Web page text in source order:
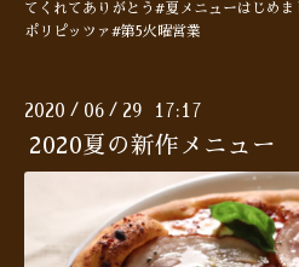
てくれてありがとう#夏メニューはじめ
ポリピッツァ#第5火曜営業
2020 / 06 / 29 17:17
2020夏の新作メニュー